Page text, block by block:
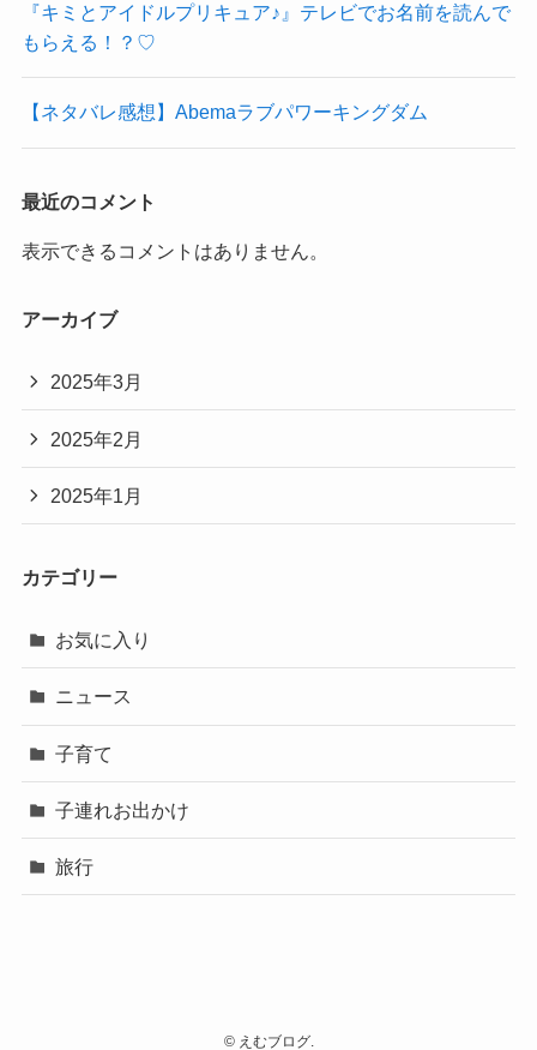
『キミとアイドルプリキュア♪』テレビでお名前を読んで
もらえる！？♡
【ネタバレ感想】Abemaラブパワーキングダム
最近のコメント
表示できるコメントはありません。
アーカイブ
2025年3月
2025年2月
2025年1月
カテゴリー
お気に入り
ニュース
子育て
子連れお出かけ
旅行
©えむブログ.